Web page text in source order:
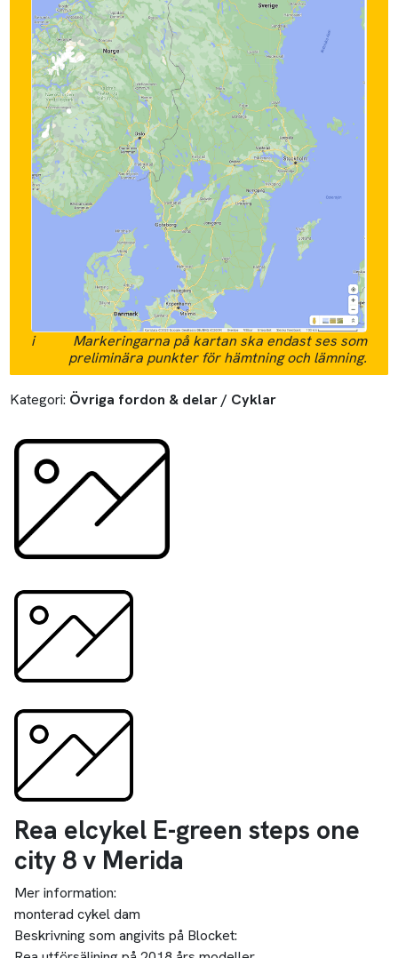
i
Markeringarna på kartan ska endast ses som
preliminära punkter för hämtning och lämning.
Kategori: Övriga fordon & delar / Cyklar
Rea elcykel E-green steps one
city 8 v Merida
Mer information:
monterad cykel dam
Beskrivning som angivits på Blocket: